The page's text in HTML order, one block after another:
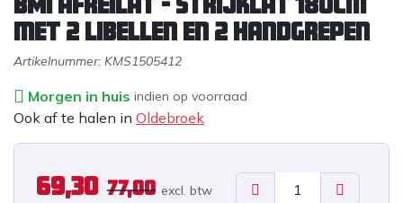
met 2 libellen en 2 handgrepen
Artikelnummer: KMS1505412
Morgen in huis indien op voorraad
Ook af te halen in Oldebroek
69,30 77,00 excl. btw